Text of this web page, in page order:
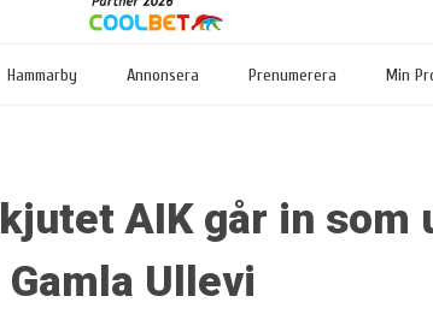
Hammarby Annonsera Prenumerera Min
AIK går in som
Gamla Ullevi